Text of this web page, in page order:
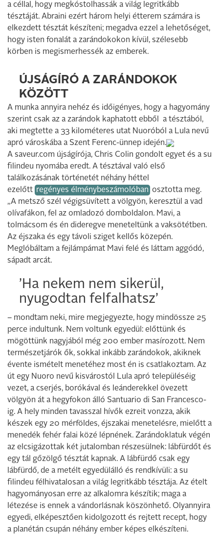
a céllal, hogy megkóstolhassák a világ legritkább
tésztáját. Abraini ezért három helyi étterem számára is
elkezdett tésztát készíteni; megadva ezzel a lehetőséget,
hogy isten fonalát a zarándokokon kívül, szélesebb
körben is megismerhessék az emberek.
ÚJSÁGÍRÓ A ZARÁNDOKOK
KÖZÖTT
A munka annyira nehéz és időigényes, hogy a hagyomány
szerint csak az a zarándok kaphatott ebből a tésztából,
aki megtette a 33 kilométeres utat Nuoróból a Lula nevű
apró városkába a Szent Ferenc-ünnep idején.
A saveur.com újságírója, Chris Colin gondolt egyet és a su
filindeu nyomába eredt. A tésztával való első
találkozásának történetét néhány héttel
ezelőtt regényes élménybeszámolóban osztotta meg.
„A metsző szél végigsüvített a völgyön, keresztül a vad
olívafákon, fel az omladozó domboldalon. Mavi, a
tolmácsom és én dideregve meneteltünk a vaksötétben.
Az éjszaka és egy távoli sziget kellős közepén.
Meglóbáltam a fejlámpámat Mavi felé és láttam aggódó,
sápadt arcát.
’Ha nekem nem sikerül,
nyugodtan felfalhatsz’
– mondtam neki, mire megjegyezte, hogy mindössze 25
perce indultunk. Nem voltunk egyedül: előttünk és
mögöttünk nagyjából még 200 ember masírozott. Nem
természetjárók ők, sokkal inkább zarándokok, akiknek
évente ismételt menetéhez most én is csatlakoztam. Az
út egy Nuoro nevű kisvárostól Lula apró településéig
vezet, a cserjés, borókával és leánderekkel övezett
völgyön át a hegyfokon álló Santuario di San Francesco-
ig. A hely minden tavasszal hívők ezreit vonzza, akik
készek egy 20 mérföldes, éjszakai menetelésre, mielőtt a
menedék fehér falai közé lépnének. Zarándoklatuk végén
az elcsigázottak két jutalomban részesülnek: lábfürdőt és
egy tál gőzölgő tésztát kapnak. A lábfürdő csak egy
lábfürdő, de a metélt egyedülálló és rendkívüli: a su
filindeu félhivatalosan a világ legritkább tésztája. Az ételt
hagyományosan erre az alkalomra készítik; maga a
létezése is ennek a vándorlásnak köszönhető. Olyannyira
egyedi, elképesztően kidolgozott és rejtett recept, hogy
a planétán csupán néhány ember képes elkészíteni.